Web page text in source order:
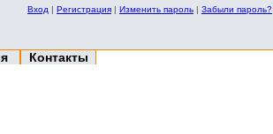
Вход | Регистрация | Изменить пароль | Забыли пароль?
Контакты